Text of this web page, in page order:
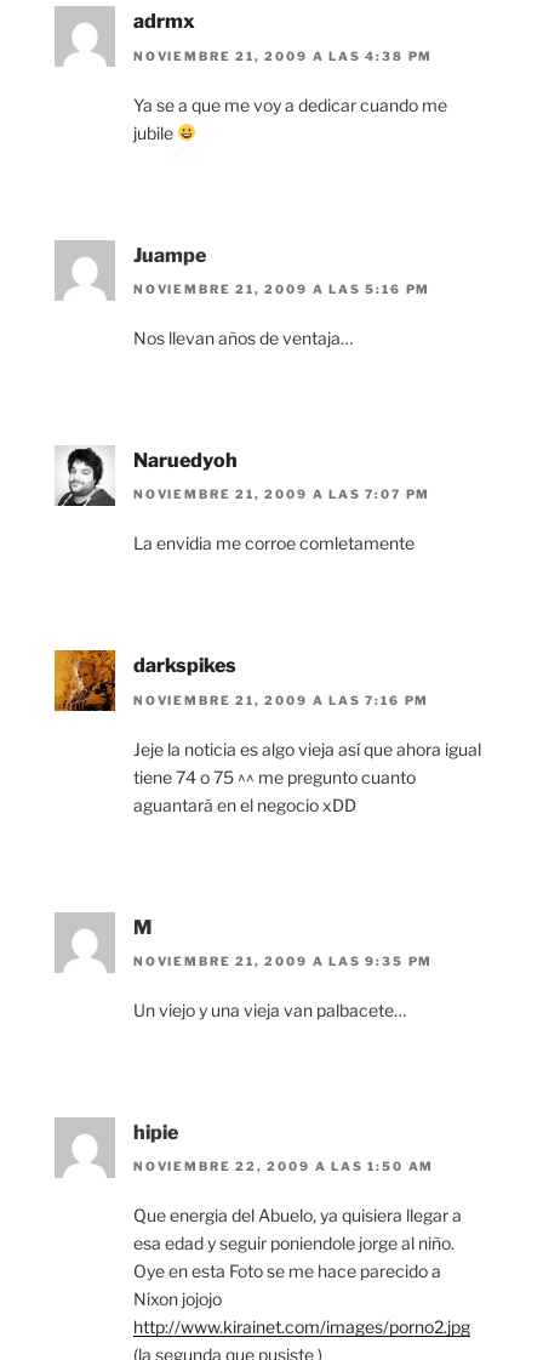
adrmx
NOVIEMBRE 21, 2009 A LAS 4:38 PM
Ya se a que me voy a dedicar cuando me
jubile
Juampe
NOVIEMBRE 21, 2009 A LAS 5:16 PM
Nos llevan años de ventaja…
Naruedyoh
NOVIEMBRE 21, 2009 A LAS 7:07 PM
La envidia me corroe comletamente
darkspikes
NOVIEMBRE 21, 2009 A LAS 7:16 PM
Jeje la noticia es algo vieja así que ahora igual
tiene 74 o 75 ^^ me pregunto cuanto
aguantará en el negocio xDD
M
NOVIEMBRE 21, 2009 A LAS 9:35 PM
Un viejo y una vieja van palbacete…
hipie
NOVIEMBRE 22, 2009 A LAS 1:50 AM
Que energia del Abuelo, ya quisiera llegar a
esa edad y seguir poniendole jorge al niño.
Oye en esta Foto se me hace parecido a
Nixon jojojo
http://www.kirainet.com/images/porno2.jpg
(la segunda que pusiste )